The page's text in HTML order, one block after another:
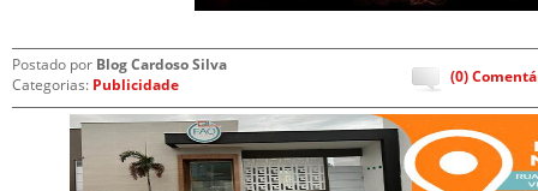
Postado por Blog Cardoso Silva
Categorias: Publicidade (0)